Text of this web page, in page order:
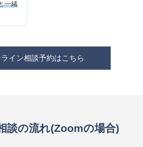
一緒
イン相談予約はこちら
談の流れ(Zoomの場合)